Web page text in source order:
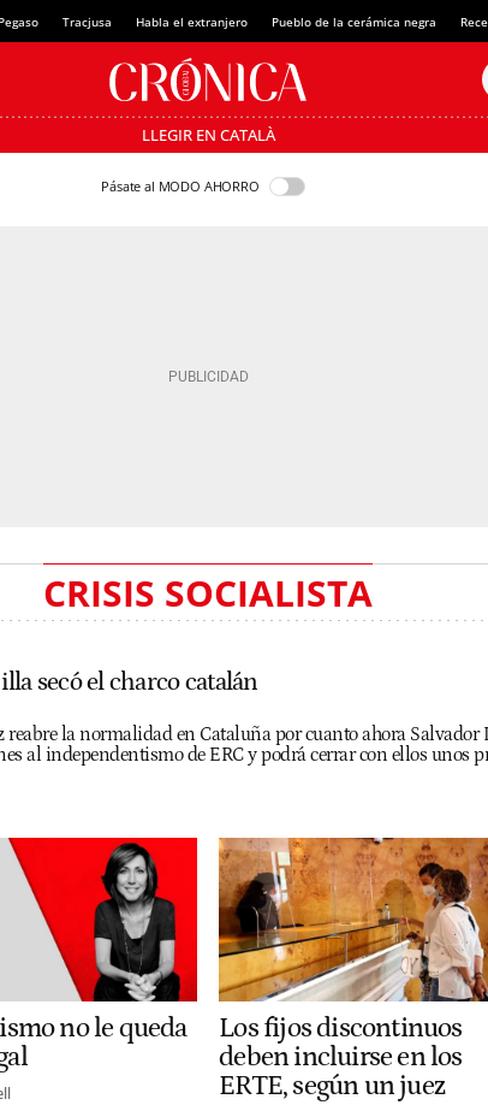
Tracjusa Habla el extranjero Pueblo de la cerámica negra
LLEGIR EN CATALÀ
Pásate al MODO AHORRO
CRISIS SOCIALISTA
secó el charco catalán
reabre la normalidad en Cataluña por cuanto ahora
al independentismo de ERC y podrá cerrar con ellos unos
no le queda
Los fijos discontinuos
deben incluirse en los
ERTE, según un juez